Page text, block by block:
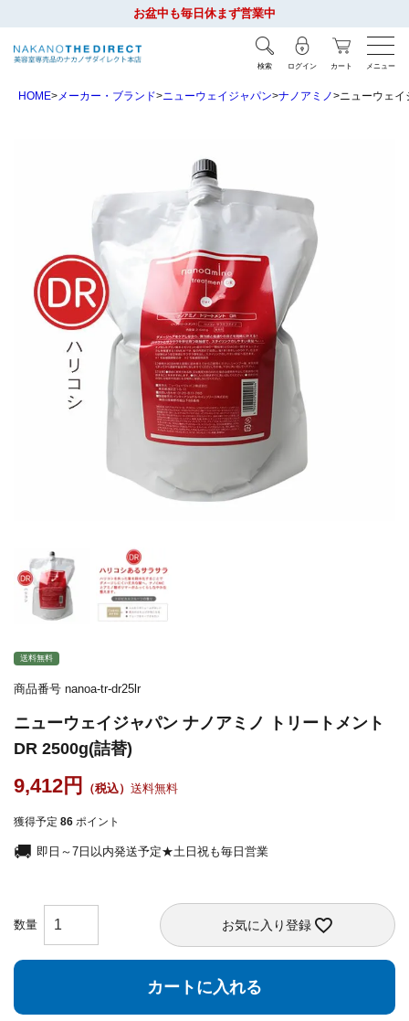
お盆中も毎日休まず営業中
検索 ログイン カート メニュー
HOME メーカー・ブランド ニューウェイジャパン ナノアミノ ニューウェ
送料無料
商品番号 nanoa-tr-dr25lr
ニューウェイジャパン ナノアミノ トリートメント
DR 2500g(詰替)
9,412 送料無料
獲得予定 86 ポイント
即日～7日以内発送予定★土日祝も毎日営業
お気に入り登録
カートに入れる